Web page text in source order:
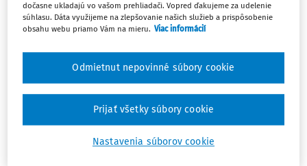
Odťahovanie vozidiel tvoriacich prekážku
cestnej premávky
S neúmerne narastajúcim počtom motorových vozidiel v
Slovenskej republike úmerne narastá aj problém obcí s
vozidlami, ktoré tvoria prekážku v ceste, a s vozidlami,
ktoré nemajú evidenčné číslo, resp. nemajú platnú
dočasne ukladajú vo vašom prehliadači. Vopred ďakujeme za udelenie
súhlasu. Dáta využijeme na zlepšovanie našich služieb a prispôsobenie
obsahu webu priamo Vám na mieru. Viac informácií
Nastavenia súborov cookie
Odmietnut nepovinné súbory cookie
Prijať všetky súbory cookie